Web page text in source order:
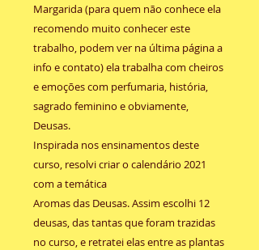
Margarida (para quem não conhece ela
recomendo muito conhecer este
trabalho, podem ver na última página a
info e contato) ela trabalha com cheiros
e emoções com perfumaria, história,
sagrado feminino e obviamente,
Deusas.
Inspirada nos ensinamentos deste
curso, resolvi criar o calendário 2021
com a temática
Aromas das Deusas. Assim escolhi 12
deusas, das tantas que foram trazidas
no curso, e retratei elas entre as plantas